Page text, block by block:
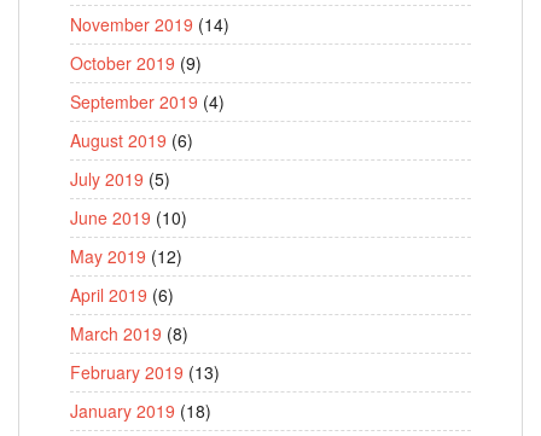
November 2019 (14)
October 2019 (9)
September 2019 (4)
August 2019 (6)
July 2019 (5)
June 2019 (10)
May 2019 (12)
April 2019 (6)
March 2019 (8)
February 2019 (13)
January 2019 (18)